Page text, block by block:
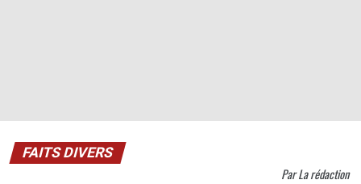
FAITS DIVERS
ParLa rédaction